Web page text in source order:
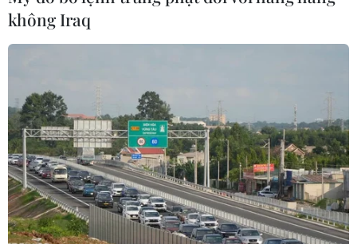
TIN LIÊN QUAN
không Iraq